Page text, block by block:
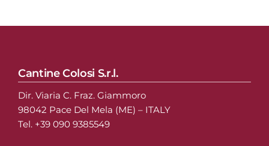
Cantine Colosi S.r.l.
Dir. Viaria C. Fraz. Giammoro
98042 Pace Del Mela (ME) – ITALY
Tel. +39 090 9385549